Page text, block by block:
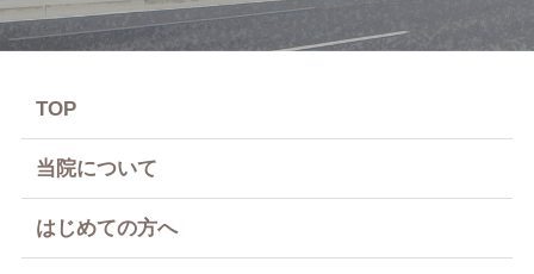
TOP
当院について
はじめての方へ